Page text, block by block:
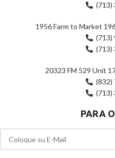
(713)
1956 Farm to Market
(713)
(713)
20323 FM 529 Unit
(832)
(713)
PARA